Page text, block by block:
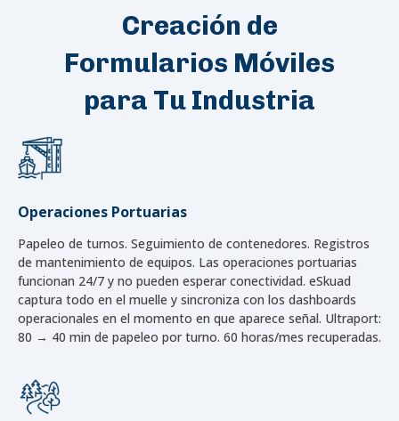
Creación de
Formularios Móviles
para Tu Industria
Operaciones Portuarias
Papeleo de turnos. Seguimiento de contenedores. Registros
de mantenimiento de equipos. Las operaciones portuarias
funcionan 24/7 y no pueden esperar conectividad. eSkuad
captura todo en el muelle y sincroniza con los dashboards
operacionales en el momento en que aparece señal. Ultraport:
80 → 40 min de papeleo por turno. 60 horas/mes recuperadas.